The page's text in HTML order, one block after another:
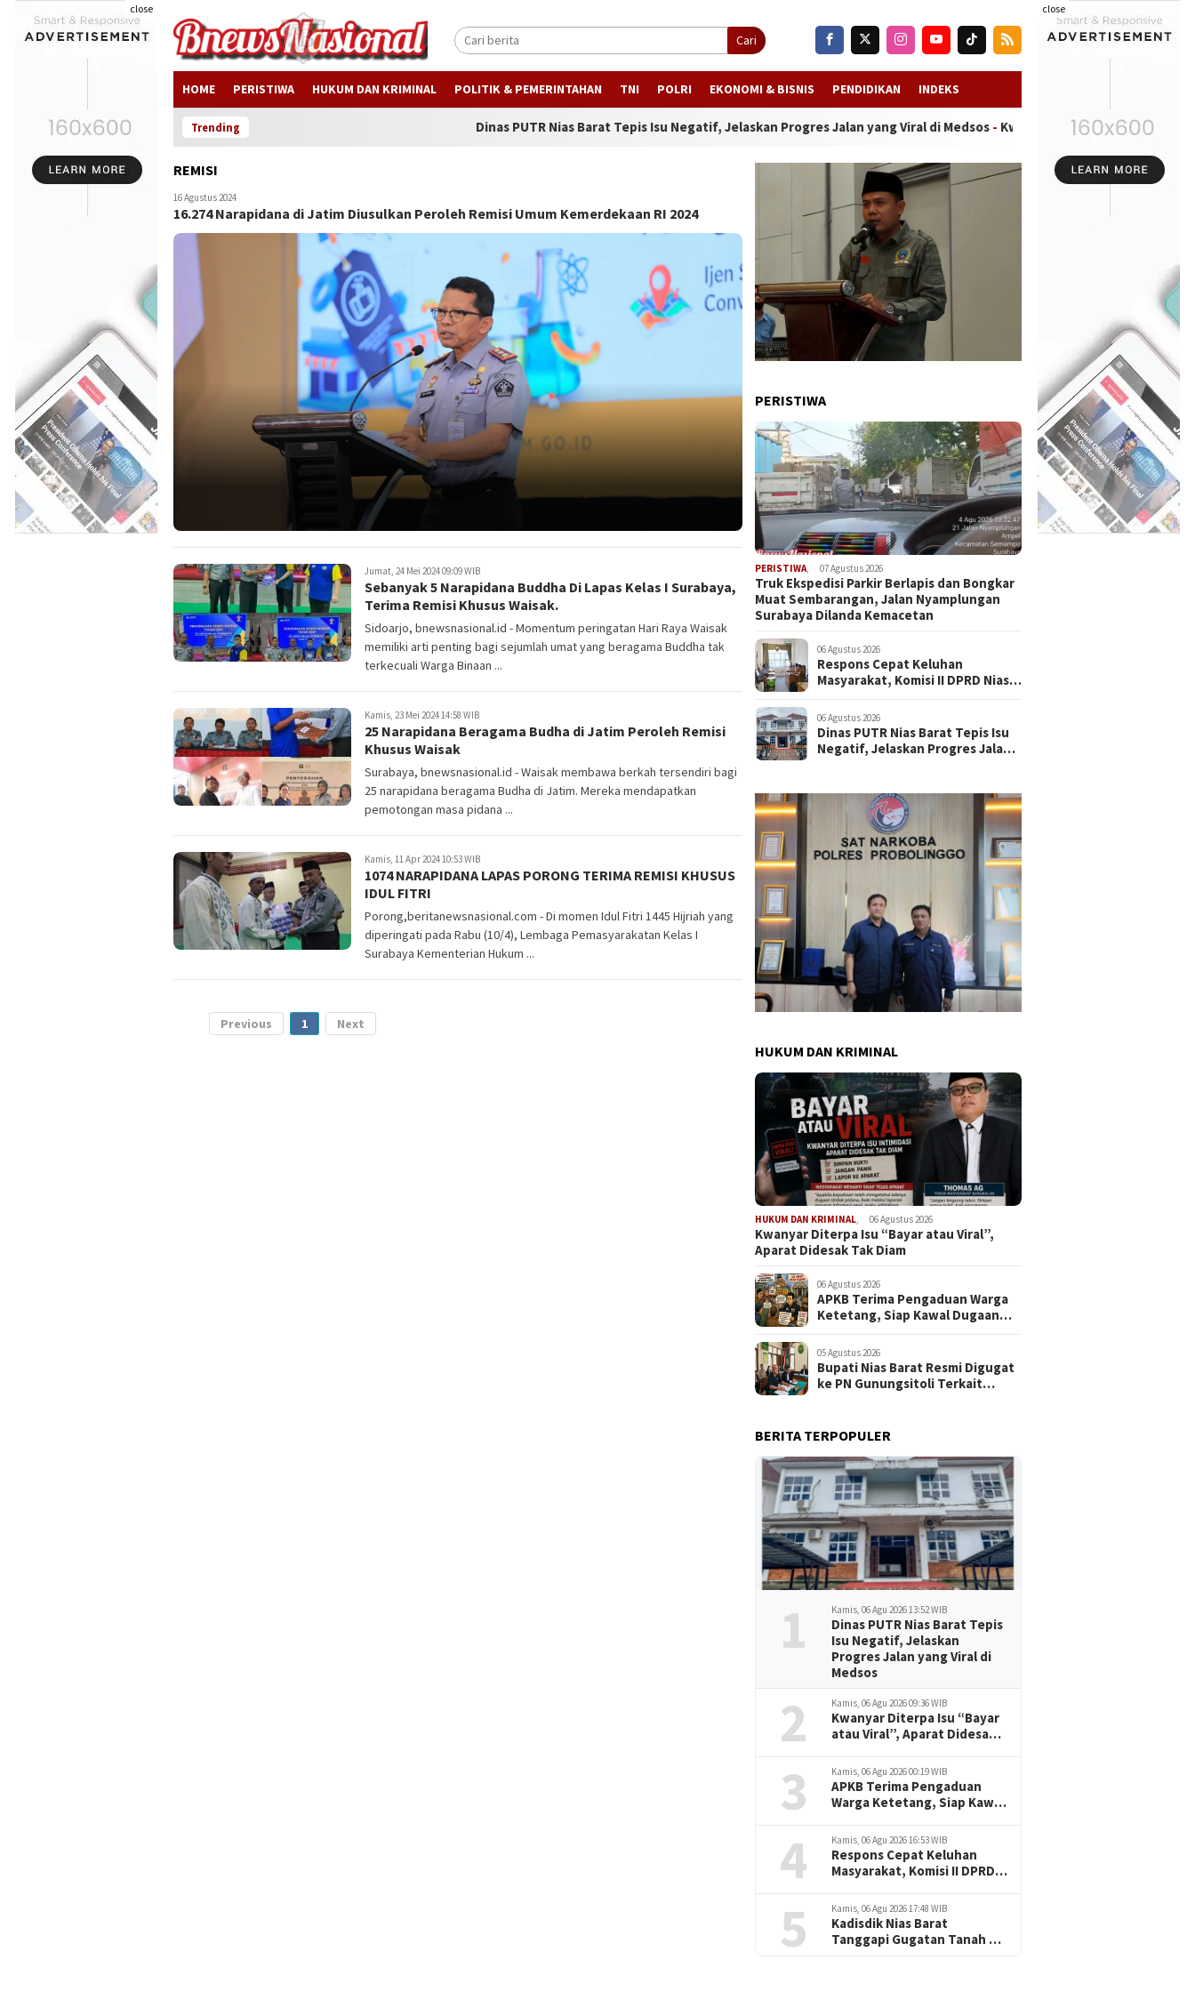
close close
Cari
HOME PERISTIWA HUKUM DAN KRIMINAL POLITIK & PEMERINTAHAN TNI POLRI EKONOMI & BISNIS PENDIDIKAN INDEKS
Trending Dinas PUTR Nias Barat Tepis Isu Negatif, Jelaskan Progres Jalan yang Viral di Medsos-Kwanyar Diterpa Isu “Bayar atau Viral”,
REMISI
16 Agustus 2024
16.274 Narapidana di Jatim Diusulkan Peroleh Remisi Umum Kemerdekaan RI 2024
Jumat, 24 Mei 2024 09:09 WIB
Sebanyak 5 Narapidana Buddha Di Lapas Kelas I Surabaya,
Terima Remisi Khusus Waisak.
Sidoarjo, bnewsnasional.id - Momentum peringatan Hari Raya Waisak
memiliki arti penting bagi sejumlah umat yang beragama Buddha tak
terkecuali Warga Binaan ...
Kamis, 23 Mei 2024 14:58 WIB
25 Narapidana Beragama Budha di Jatim Peroleh Remisi
Khusus Waisak
Surabaya, bnewsnasional.id - Waisak membawa berkah tersendiri bagi
25 narapidana beragama Budha di Jatim. Mereka mendapatkan
pemotongan masa pidana ...
Kamis, 11 Apr 2024 10:53 WIB
1074 NARAPIDANA LAPAS PORONG TERIMA REMISI KHUSUS
IDUL FITRI
Porong,beritanewsnasional.com - Di momen Idul Fitri 1445 Hijriah yang
diperingati pada Rabu (10/4), Lembaga Pemasyarakatan Kelas I
Surabaya Kementerian Hukum ...
Previous 1 Next
PERISTIWA
PERISTIWA, 07 Agustus 2026
Truk Ekspedisi Parkir Berlapis dan Bongkar
Muat Sembarangan, Jalan Nyamplungan
Surabaya Dilanda Kemacetan
06 Agustus 2026
Respons Cepat Keluhan
Masyarakat, Komisi II DPRD Nias
Pembangunan RSU Cerah Medika
.
06 Agustus 2026
Dinas PUTR Nias Barat Tepis Isu
Negatif, Jelaskan Progres Jalan
HUKUM DAN KRIMINAL
HUKUM DAN KRIMINAL, 06 Agustus 2026
Kwanyar Diterpa Isu “Bayar atau Viral”,
Aparat Didesak Tak Diam
06 Agustus 2026
APKB Terima Pengaduan Warga
Ketetang, Siap Kawal Dugaan
Jalur Hukum
05 Agustus 2026
Bupati Nias Barat Resmi Digugat
ke PN Gunungsitoli Terkait
BERITA TERPOPULER
1 Kamis, 06 Agu 2026 13:52 WIB
Dinas PUTR Nias Barat Tepis
Isu Negatif, Jelaskan
Progres Jalan yang Viral di
Medsos
2 Kamis, 06 Agu 2026 09:36 WIB
Kwanyar Diterpa Isu “Bayar
atau Viral”, Aparat Didesak
3 Kamis, 06 Agu 2026 00:19 WIB
APKB Terima Pengaduan
Warga Ketetang, Siap Kawal
Bantuan hingga ke Jalur
Hukum
4 Kamis, 06 Agu 2026 16:53 WIB
Respons Cepat Keluhan
Masyarakat, Komisi II DPRD
dan Sidak Pembangunan
RSU Cerah Medika .
5 Kamis, 06 Agu 2026 17:48 WIB
Kadisdik Nias Barat
Tanggapi Gugatan Tanah SD